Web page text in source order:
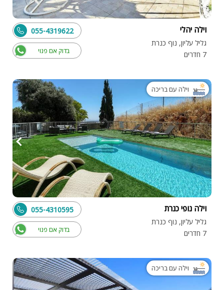
וילה יהלי
גליל עליון, נוף כנרת
7 חדרים
בדוק אם פנוי
055-4319622
וילה עם בריכה
וילה נופי כנרת
גליל עליון, נוף כנרת
7 חדרים
בדוק אם פנוי
055-4310595
וילה עם בריכה